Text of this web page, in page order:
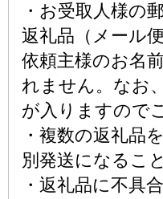
・お受取人様の
返礼品（メール
依頼主様のお名
れません。なお
が入りますので
・複数の返礼品
別発送になるこ
・返礼品に不具